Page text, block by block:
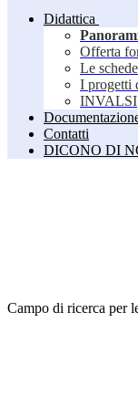
Didattica
Offerta
Le
I progetti
INVALSI
Contatti
DICONO DI
Campo di ricerca per